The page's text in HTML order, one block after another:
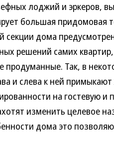
лоджий и эркеров,
большая придомовая
секции дома
решений самих
продуманные. Так, в
и слева к ней
на гостевую и
изменить целевое
дома это